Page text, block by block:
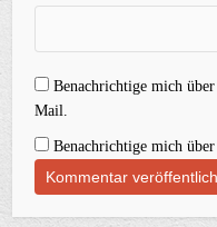
Benachrichtige mich
Mail.
Benachrichtige mich